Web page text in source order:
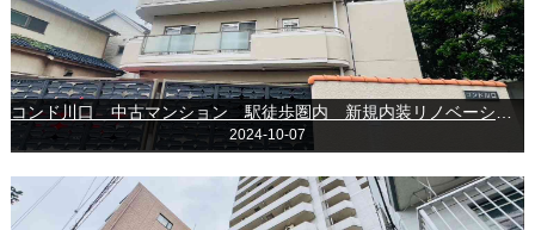
2024-10-07